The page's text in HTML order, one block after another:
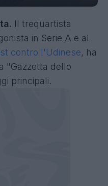
Il trequartista
in Serie A e al
contro l'Udinese, ha
"Gazzetta dello
principali.